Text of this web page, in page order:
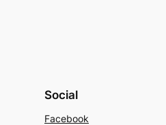
Social
Facebook